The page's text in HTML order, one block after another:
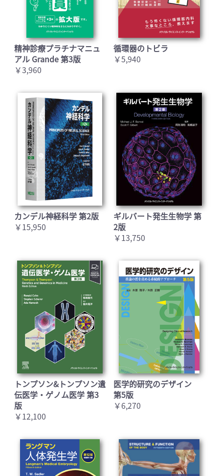
お買い物を続ける カートへ進む
精神診療プラチナマニュ
アル Grande 第3版
￥3,960
循環器のトビラ
￥5,940
カンデル神経科学 第2版
￥15,950
ギルバート発生生物学 第
2版
￥13,750
トンプソン&トンプソン遺
伝医学・ゲノム医学 第3
版
￥12,100
医学的研究のデザイン
第5版
￥6,270